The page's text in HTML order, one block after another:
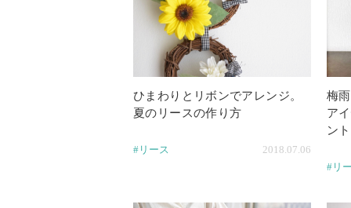
ひまわりとリボンでアレンジ。
夏のリースの作り方
#リース 2018.07.06
梅
ア
ント
#リ